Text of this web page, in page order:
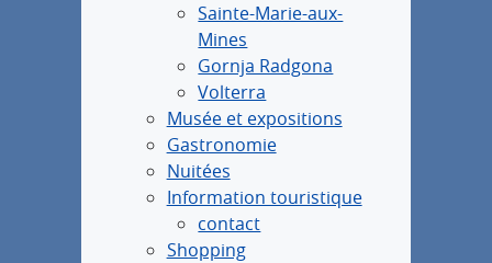
Sainte-Marie-aux-
Mines
Gornja Radgona
Volterra
Musée et expositions
Gastronomie
Nuitées
Information touristique
contact
Shopping